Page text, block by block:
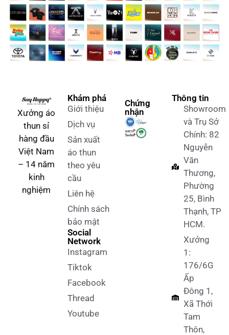
Xưởng áo
thun sỉ
hàng đầu
Việt Nam
– 14 năm
kinh
nghiệm
Khám phá
Giới thiệu
Dịch vụ
Sản xuất
áo thun
theo yêu
cầu
Liên hệ
Chính sách
bảo mật
Social
Network
Instagram
Tiktok
Facebook
Thread
Youtube
Chứng
nhận
Thông tin
Showroom
và Trụ Sở
Chính: 82
Nguyễn
Văn
Thương,
Phường
25, Bình
Thạnh, TP
HCM.
Xưởng
1:
176/6G
Ấp
Đông 1,
Xã Thới
Tam
Thôn,